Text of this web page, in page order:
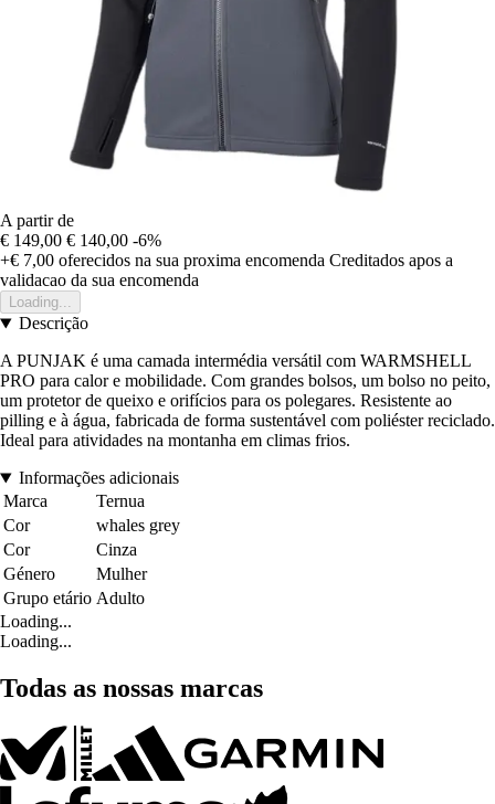
A partir de
€ 149,00 € 140,00 -6%
+€ 7,00 oferecidos na sua proxima encomenda Creditados apos a
validacao da sua encomenda
Loading...
Descrição
A PUNJAK é uma camada intermédia versátil com WARMSHELL
PRO para calor e mobilidade. Com grandes bolsos, um bolso no peito,
um protetor de queixo e orifícios para os polegares. Resistente ao
pilling e à água, fabricada de forma sustentável com poliéster reciclado.
Ideal para atividades na montanha em climas frios.
Informações adicionais
Marca
Ternua
Cor
whales grey
Cor
Cinza
Género
Mulher
Grupo etário Adulto
Loading...
Loading...
Todas as nossas marcas